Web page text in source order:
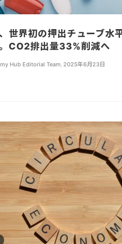
世界初の押出チューブ水
CO2排出量33%削減へ
Hub Editorial Team 2025年6月23日